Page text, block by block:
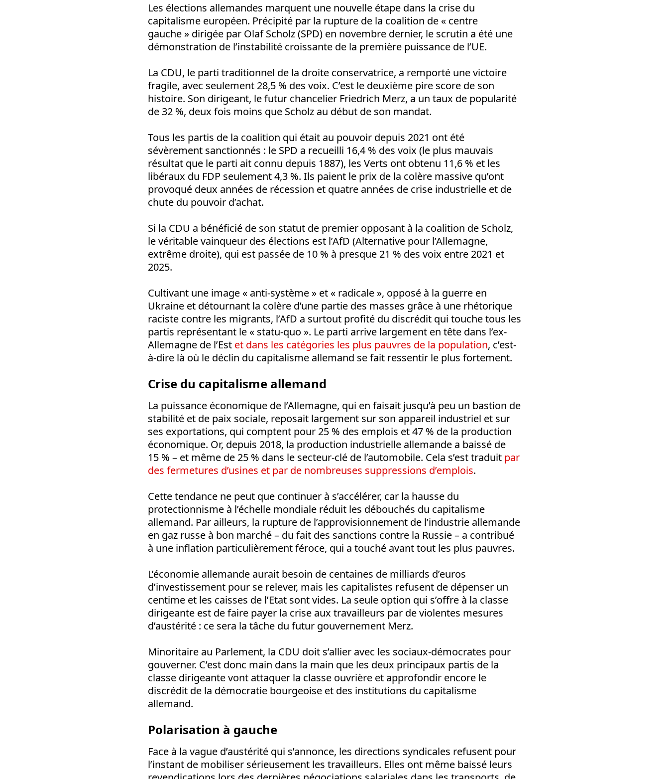
Les élections allemandes marquent une nouvelle étape dans la crise du
capitalisme européen. Précipité par la rupture de la coalition de « centre
gauche » dirigée par Olaf Scholz (SPD) en novembre dernier, le scrutin a été une
démonstration de l’instabilité croissante de la première puissance de l’UE.
La CDU, le parti traditionnel de la droite conservatrice, a remporté une victoire
fragile, avec seulement 28,5 % des voix. C’est le deuxième pire score de son
histoire. Son dirigeant, le futur chancelier Friedrich Merz, a un taux de popularité
de 32 %, deux fois moins que Scholz au début de son mandat.
Tous les partis de la coalition qui était au pouvoir depuis 2021 ont été
sévèrement sanctionnés : le SPD a recueilli 16,4 % des voix (le plus mauvais
résultat que le parti ait connu depuis 1887), les Verts ont obtenu 11,6 % et les
libéraux du FDP seulement 4,3 %. Ils paient le prix de la colère massive qu’ont
provoqué deux années de récession et quatre années de crise industrielle et de
chute du pouvoir d’achat.
Si la CDU a bénéficié de son statut de premier opposant à la coalition de Scholz,
le véritable vainqueur des élections est l’AfD (Alternative pour l’Allemagne,
extrême droite), qui est passée de 10 % à presque 21 % des voix entre 2021 et
2025.
Cultivant une image « anti-système » et « radicale », opposé à la guerre en
Ukraine et détournant la colère d’une partie des masses grâce à une rhétorique
raciste contre les migrants, l’AfD a surtout profité du discrédit qui touche tous les
partis représentant le « statu-quo ». Le parti arrive largement en tête dans l’ex-
Allemagne de l’Est et dans les catégories les plus pauvres de la population, c’est-
à-dire là où le déclin du capitalisme allemand se fait ressentir le plus fortement.
Crise du capitalisme allemand
La puissance économique de l’Allemagne, qui en faisait jusqu’à peu un bastion de
stabilité et de paix sociale, reposait largement sur son appareil industriel et sur
ses exportations, qui comptent pour 25 % des emplois et 47 % de la production
économique. Or, depuis 2018, la production industrielle allemande a baissé de
15 % – et même de 25 % dans le secteur-clé de l’automobile. Cela s’est traduit par
des fermetures d’usines et par de nombreuses suppressions d’emplois.
Cette tendance ne peut que continuer à s’accélérer, car la hausse du
protectionnisme à l’échelle mondiale réduit les débouchés du capitalisme
allemand. Par ailleurs, la rupture de l’approvisionnement de l’industrie allemande
en gaz russe à bon marché – du fait des sanctions contre la Russie – a contribué
à une inflation particulièrement féroce, qui a touché avant tout les plus pauvres.
L’économie allemande aurait besoin de centaines de milliards d’euros
d’investissement pour se relever, mais les capitalistes refusent de dépenser un
centime et les caisses de l’Etat sont vides. La seule option qui s’offre à la classe
dirigeante est de faire payer la crise aux travailleurs par de violentes mesures
d’austérité : ce sera la tâche du futur gouvernement Merz.
Minoritaire au Parlement, la CDU doit s’allier avec les sociaux-démocrates pour
gouverner. C’est donc main dans la main que les deux principaux partis de la
classe dirigeante vont attaquer la classe ouvrière et approfondir encore le
discrédit de la démocratie bourgeoise et des institutions du capitalisme
allemand.
Polarisation à gauche
Face à la vague d’austérité qui s’annonce, les directions syndicales refusent pour
l’instant de mobiliser sérieusement les travailleurs. Elles ont même baissé leurs